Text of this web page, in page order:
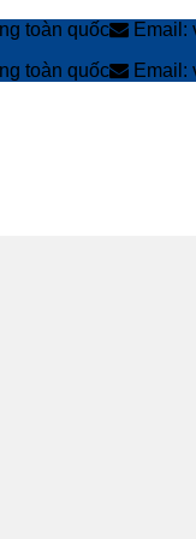
toàn quốc Email:
toàn quốc Email: